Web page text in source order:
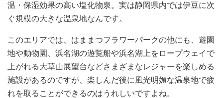
温・保湿効果の高い塩化物泉。実は静岡県内では伊豆に次
ぐ規模の大きな温泉地なんです。
このエリアでは、はままつフラワーパークの他にも、遊園
地や動物園、浜名湖の遊覧船や浜名湖上をロープウェイで
上がれる大草山展望台などさまざまなレジャーを楽しめる
施設があるのですが、楽しんだ後に風光明媚な温泉地で疲
れを取ることができるのはうれしいですよね。